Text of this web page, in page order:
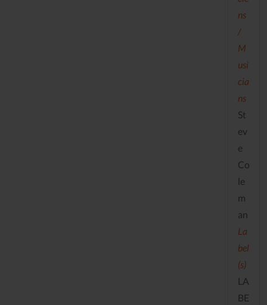
ns
/
M
usi
cia
ns
St
ev
e
Co
le
m
an
La
bel
(s)
LA
BE